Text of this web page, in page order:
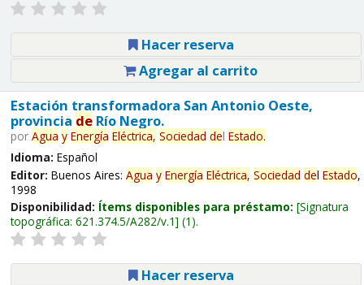
Hacer reserva
Agregar al carrito
Estación transformadora San Antonio Oeste,
provincia deRío Negro.
por Agua y Energía Eléctrica, Sociedad del Estado.
Idioma: Español
Editor: Buenos Aires: Agua y Energía Eléctrica, Sociedad del Estado,
1998
Disponibilidad: Ítems disponibles para préstamo: Signatura
topográfica: 621.374.5/A282/v.1 (1).
Hacer reserva